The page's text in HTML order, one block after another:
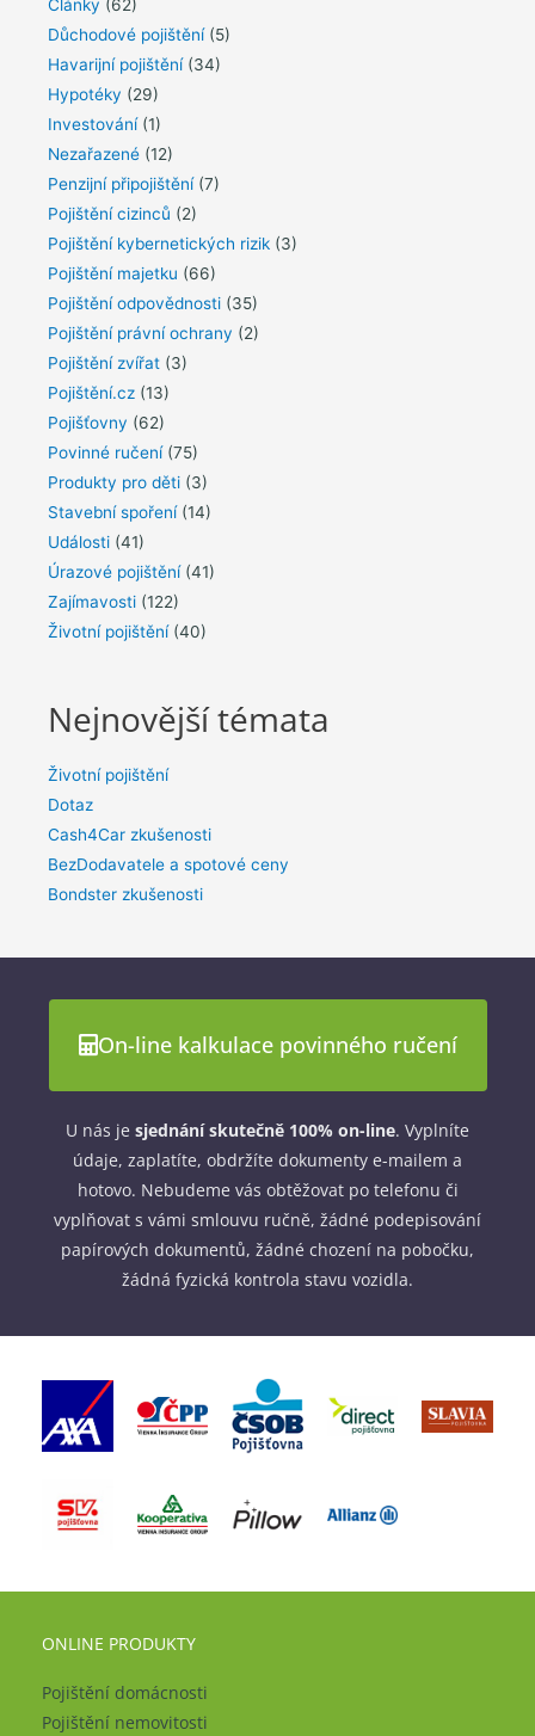
Články (62)
Důchodové pojištění(5)
Havarijní pojištění(34)
Hypotéky (29)
Investování(1)
Nezařazené (12)
Penzijní připojištění(7)
Pojištění cizinců (2)
Pojištění kybernetických rizik (3)
Pojištění majetku (66)
Pojištění odpovědnosti (35)
Pojištění právní ochrany (2)
Pojištění zvířat (3)
Pojištění.cz (13)
Pojišťovny (62)
Povinné ručení(75)
Produkty pro děti (3)
Stavební spoření(14)
Události (41)
Úrazové pojištění(41)
Zajímavosti (122)
Životní pojištění(40)
Nejnovější témata
Životní pojištění
Dotaz
Cash4Car zkušenosti
BezDodavatele a spotové ceny
Bondster zkušenosti
On-line kalkulace povinného ručení
U nás je sjednání skutečně 100% on-line. Vyplníte
údaje, zaplatíte, obdržíte dokumenty e-mailem a
hotovo. Nebudeme vás obtěžovat po telefonu či
vyplňovat s vámi smlouvu ručně, žádné podepisování
papírových dokumentů, žádné chození na pobočku,
žádná fyzická kontrola stavu vozidla.
ONLINE PRODUKTY
Pojištění domácnosti
Pojištění nemovitosti